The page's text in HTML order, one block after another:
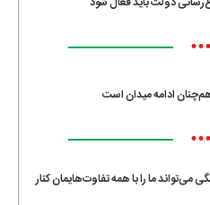
•••
ادامه میدان است
•••
می‌تواند ما را با همه تفاوت‌هایمان کنار